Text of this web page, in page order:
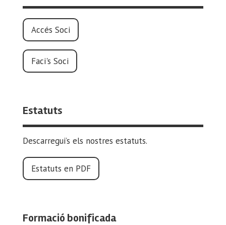
Accés Soci
Faci's Soci
Estatuts
Descarregui’s els nostres estatuts.
Estatuts en PDF
Formació bonificada